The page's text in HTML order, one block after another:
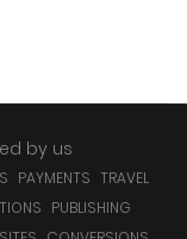
by us
PAYMENTS TRAVEL
PUBLISHING